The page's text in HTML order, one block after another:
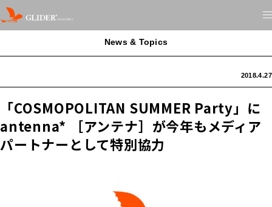
News & Topics
2018.4.27
「COSMOPOLITAN SUMMER Party」に
antenna* ［アンテナ］が今年もメディア
パートナーとして特別協力